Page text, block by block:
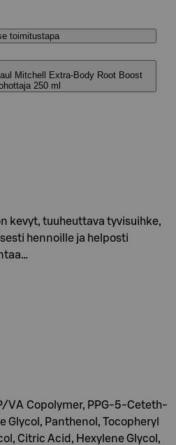
toimitustapa
Mitchell Extra-Body Root Boost
250 ml
kevyt, tuuheuttava tyvisuihke,
hennoille ja helposti
VA Copolymer, PPG-5-Ceteth-
Glycol, Panthenol, Tocopheryl
Citric Acid, Hexylene Glycol,